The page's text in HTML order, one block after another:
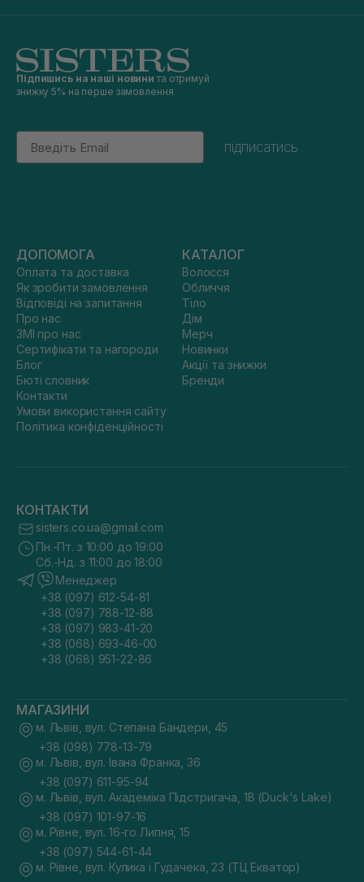
Підпишись на наші новини та отримуй
знижку 5% на перше замовлення
Email
підписатись
ДОПОМОГА
Оплата та доставка
Як зробити замовлення
Відповіді на запитання
Про нас
ЗМІ про нас
Сертифікати та нагороди
Блог
Бюті словник
Контакти
Умови використання сайту
Політика конфіденційності
КАТАЛОГ
Волосся
Обличчя
Тіло
Дім
Мерч
Новинки
Акції та знижки
Бренди
КОНТАКТИ
sisters.co.ua@gmail.com
Пн.-Пт. з 10:00 до 19:00
Сб.-Нд. з 11:00 до 18:00
Менеджер
+38 (097) 612-54-81
+38 (097) 788-12-88
+38 (097) 983-41-20
+38 (068) 693-46-00
+38 (068) 951-22-86
МАГАЗИНИ
м. Львів, вул. Степана Бандери, 45
+38 (098) 778-13-79
м. Львів, вул. Івана Франка, 36
+38 (097) 611-95-94
м. Львів, вул. Академіка Підстригача, 1В (Duck's Lake)
+38 (097) 101-97-16
м. Рівне, вул. 16-го Липня, 15
+38 (097) 544-61-44
м. Рівне, вул. Кулика і Гудачека, 23 (ТЦ Екватор)